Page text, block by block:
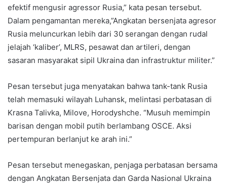
efektif mengusir agressor Rusia,” kata pesan tersebut.
Dalam pengamantan mereka,”Angkatan bersenjata agresor
Rusia meluncurkan lebih dari 30 serangan dengan rudal
jelajah ‘kaliber’, MLRS, pesawat dan artileri, dengan
sasaran masyarakat sipil Ukraina dan infrastruktur militer.”
Pesan tersebut juga menyatakan bahwa tank-tank Rusia
telah memasuki wilayah Luhansk, melintasi perbatasan di
Krasna Talivka, Milove, Horodyshche. “Musuh memimpin
barisan dengan mobil putih berlambang OSCE. Aksi
pertempuran berlanjut ke arah ini.”
Pesan tersebut menegaskan, penjaga perbatasan bersama
dengan Angkatan Bersenjata dan Garda Nasional Ukraina